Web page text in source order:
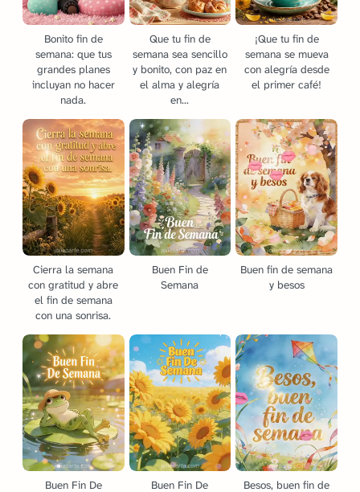
Bonito fin de
semana: que tus
grandes planes
incluyan no hacer
nada.
Que tu fin de
semana sea sencillo
y bonito, con paz en
el alma y alegría
en...
¡Que tu fin de
semana se mueva
con alegría desde
el primer café!
Cierra la semana
con gratitud y abre
el fin de semana
con una sonrisa.
Buen Fin de
Semana
Buen fin de semana
y besos
Buen Fin De
Buen Fin De
Besos, buen fin de